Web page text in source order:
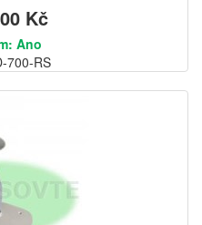
Kč
Ano
700-RS